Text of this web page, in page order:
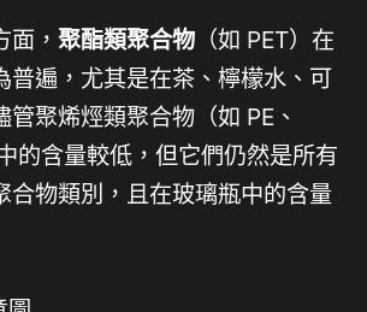
， 聚酯類聚合物 （如 PET）在
普遍，尤其是在茶、檸檬水、可
管聚烯烴類聚合物（如 PE、
的含量較低，但它們仍然是所有
合物類別，且在玻璃瓶中的含量